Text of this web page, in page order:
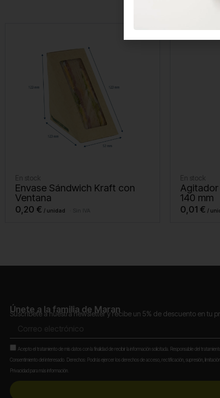
En stock
Envase Sándwich Kraft con
Ventana
0,20 € Sin IVA
En stock
140 mm
0,01 €
Únete a la familia de Maran
Suscríbete a nuestra newsletter y recibe un 5% de descuento en tu
electrónico
Aceptación
Acepto el tratamiento de mis datos con la finalidad de recibir la información solicitada. Responsable del
Consentimiento del interesado. Derechos: Podrás ejercer los derechos de acceso, rectificación, supresión,
Privacidad para más información.